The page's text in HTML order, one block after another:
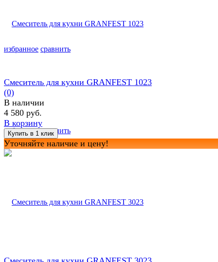
избранное сравнить
избранное сравнить
Смеситель для кухни GRANFEST 1023
(0)
В наличии
4 580 руб.
В корзину
Уточняйте наличие и цену!